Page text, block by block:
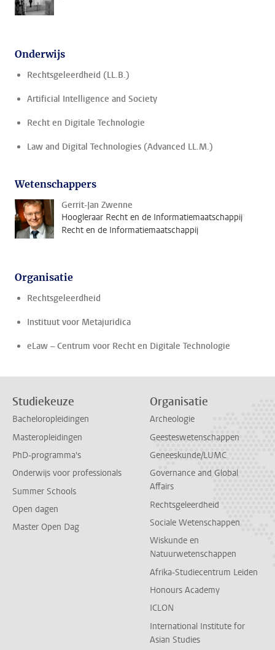
Onderwijs
Rechtsgeleerdheid (LL.B.)
Artificial Intelligence and Society
Recht en Digitale Technologie
Law and Digital Technologies (Advanced LL.M.)
Wetenschappers
Gerrit-Jan Zwenne
Hoogleraar Recht en de Informatiemaatschappij
Recht en de Informatiemaatschappij
Organisatie
Rechtsgeleerdheid
Instituut voor Metajuridica
eLaw – Centrum voor Recht en Digitale Technologie
Studiekeuze
Bacheloropleidingen
Masteropleidingen
PhD-programma's
Onderwijs voor professionals
Summer Schools
Open dagen
Master Open Dag
Organisatie
Archeologie
Geesteswetenschappen
Geneeskunde/LUMC
Governance and Global
Affairs
Rechtsgeleerdheid
Sociale Wetenschappen
Wiskunde en
Natuurwetenschappen
Afrika-Studiecentrum Leiden
Honours Academy
ICLON
International Institute for
Asian Studies